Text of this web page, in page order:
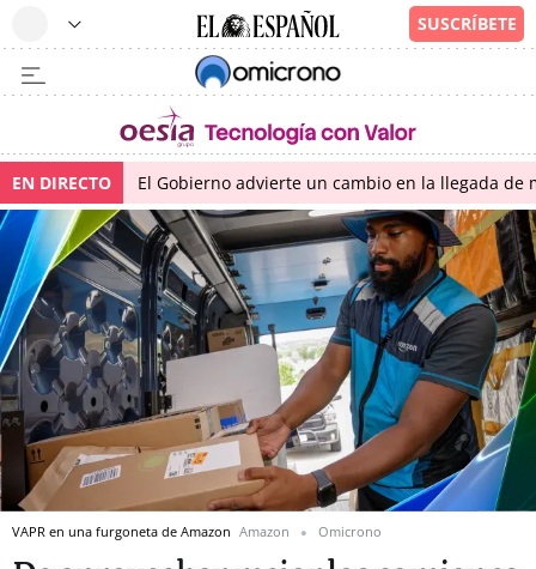
EN DIRECTO El Gobierno advierte un cambio en la llegada
VAPR en una furgoneta de Amazon Amazon Omicrono